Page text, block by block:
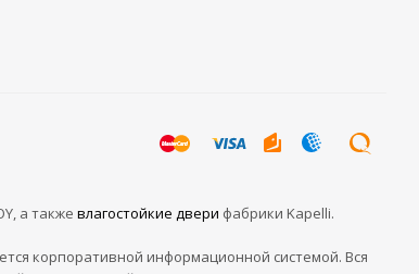
а также влагостойкие двери фабрики Kapelli.
корпоративной информационной системой. Вся